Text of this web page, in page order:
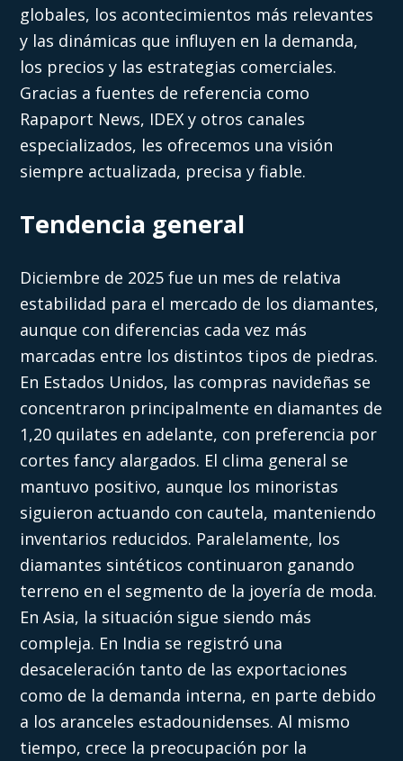
globales, los acontecimientos más relevantes
y las dinámicas que influyen en la demanda,
los precios y las estrategias comerciales.
Gracias a fuentes de referencia como
Rapaport News, IDEX y otros canales
especializados, les ofrecemos una visión
siempre actualizada, precisa y fiable.
Tendencia general
Diciembre de 2025 fue un mes de relativa
estabilidad para el mercado de los diamantes,
aunque con diferencias cada vez más
marcadas entre los distintos tipos de piedras.
En Estados Unidos, las compras navideñas se
concentraron principalmente en diamantes de
1,20 quilates en adelante, con preferencia por
cortes fancy alargados. El clima general se
mantuvo positivo, aunque los minoristas
siguieron actuando con cautela, manteniendo
inventarios reducidos. Paralelamente, los
diamantes sintéticos continuaron ganando
terreno en el segmento de la joyería de moda.
En Asia, la situación sigue siendo más
compleja. En India se registró una
desaceleración tanto de las exportaciones
como de la demanda interna, en parte debido
a los aranceles estadounidenses. Al mismo
tiempo, crece la preocupación por la